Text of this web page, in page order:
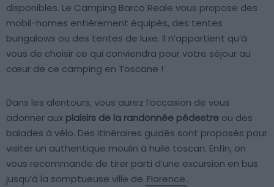
disponibles. Le Camping Barco Reale vous propose des
mobil-homes entièrement équipés, des tentes
bungalows ou des tentes de luxe. Il n’appartient qu’à
vous de choisir ce qui conviendra pour votre séjour au
cœur de ce camping en Toscane !
Dans les alentours, vous aurez l’occasion de vous
adonner aux plaisirs de la randonnée pédestre ou des
balades à vélo. Des itinéraires guidés sont proposés pour
visiter un authentique moulin à huile toscan. Enfin, on
vous recommande de tirer parti d’une excursion en bus
jusqu’à la somptueuse ville de Florence.